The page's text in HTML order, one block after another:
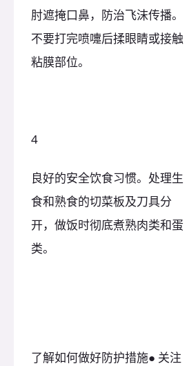
肘遮掩口鼻，防治飞沫传播。
不要打完喷嚏后揉眼睛或接触
粘膜部位。
4
良好的安全饮食习惯。处理生
食和熟食的切菜板及刀具分
开，做饭时彻底煮熟肉类和蛋
类。
了解如何做好防护措施● 关注